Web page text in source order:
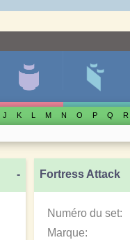
J K L M N O P Q R
Fortress Attack
Numéro du set:
Marque:
-